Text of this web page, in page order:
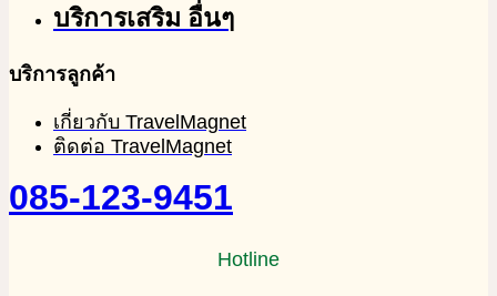
บริการเสริม อื่นๆ
บริการลูกค้า
เกี่ยวกับ TravelMagnet
ติดต่อ TravelMagnet
085-123-9451
Hotline